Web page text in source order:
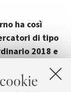
ha così
di tipo
2018 e
dal Piano